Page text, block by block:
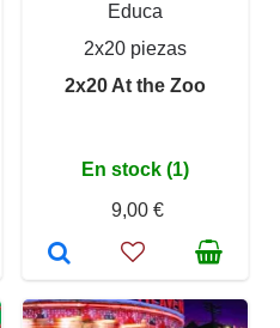
Educa
2x20 piezas
2x20 At the Zoo
En stock (1)
9,00 €